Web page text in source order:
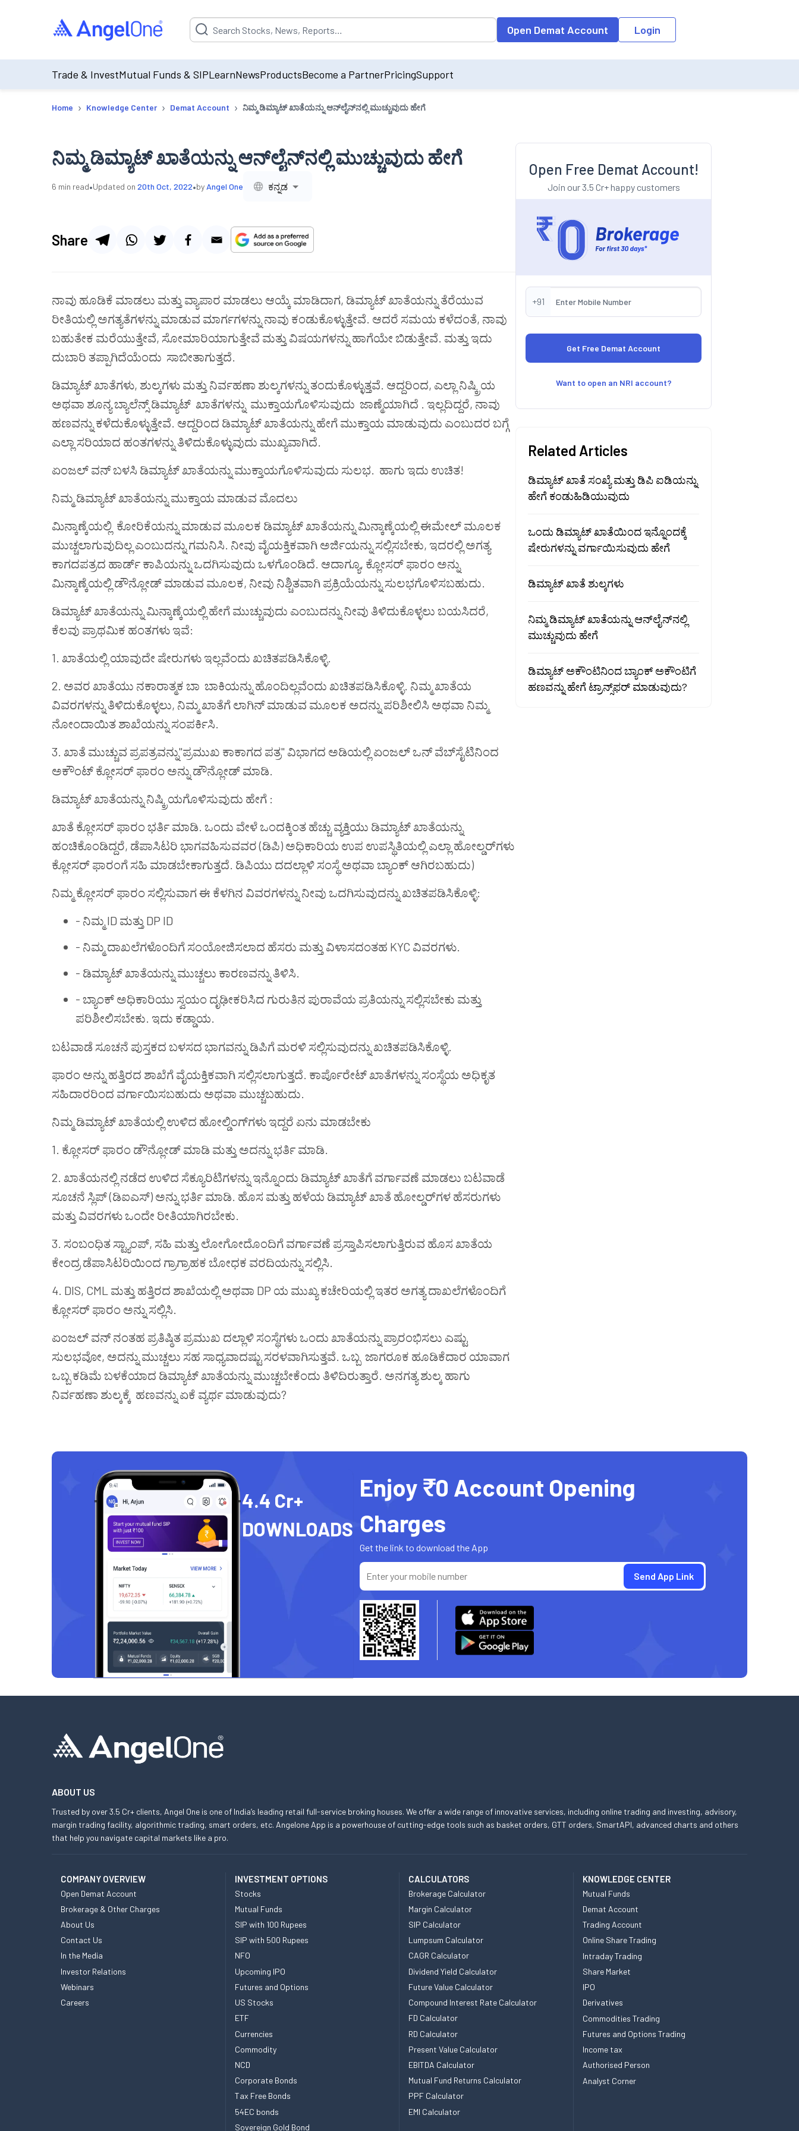
Suggestion will be populated by default on accessing the input field. On entering data into the input field, the suggestion list will be updated as per the
Open Demat Account Login
Trade & InvestMutual Funds & SIPLearnNewsProductsBecome a PartnerPricingSupport
Home › Knowledge Center › Demat Account › ನಿಮ್ಮ ಡಿಮ್ಯಾಟ್ ಖಾತೆಯನ್ನು ಆನ್‌ಲೈನ್‌ನಲ್ಲಿ ಮುಚ್ಚುವುದು ಹೇಗೆ
ನಿಮ್ಮ ಡಿಮ್ಯಾಟ್ ಖಾತೆಯನ್ನು ಆನ್‌ಲೈನ್‌ನಲ್ಲಿ ಮುಚ್ಚುವುದು ಹೇಗೆ
6 min read•Updated on 20th Oct, 2022•by Angel One ಕನ್ನಡ
Share
ನಾವು ಹೂಡಿಕೆ ಮಾಡಲು ಮತ್ತು ವ್ಯಾಪಾರ ಮಾಡಲು ಆಯ್ಕೆ ಮಾಡಿದಾಗ, ಡಿಮ್ಯಾಟ್ಖಾತೆಯನ್ನು ತೆರೆಯುವ
ರೀತಿಯಲ್ಲಿ ಅಗತ್ಯತೆಗಳನ್ನು ಮಾಡುವ ಮಾರ್ಗಗಳನ್ನು ನಾವು ಕಂಡುಕೊಳ್ಳುತ್ತೇವೆ. ಆದರೆ ಸಮಯ ಕಳೆದಂತೆ, ನಾವು
ಬಹುತೇಕ ಮರೆಯುತ್ತೇವೆ, ಸೋಮಾರಿಯಾಗುತ್ತೇವೆ ಮತ್ತು ವಿಷಯಗಳನ್ನು ಹಾಗೆಯೇ ಬಿಡುತ್ತೇವೆ. ಮತ್ತು ಇದು
ದುಬಾರಿ ತಪ್ಪಾಗಿದೆಯೆಂದು ಸಾಬೀತಾಗುತ್ತದೆ.
ಡಿಮ್ಯಾಟ್ಖಾತೆಗಳು, ಶುಲ್ಕಗಳು ಮತ್ತು ನಿರ್ವಹಣಾ ಶುಲ್ಕಗಳನ್ನು ತಂದುಕೊಳ್ಳುತ್ತವೆ. ಆದ್ದರಿಂದ, ಎಲ್ಲಾ ನಿಷ್ಕ್ರಿಯ
ಅಥವಾ ಶೂನ್ಯಬ್ಯಾಲೆನ್ಸ್ ಡಿಮ್ಯಾಟ್ ಖಾತೆಗಳನ್ನು ಮುಕ್ತಾಯಗೊಳಿಸುವುದು ಜಾಣ್ಮೆಯಾಗಿದೆ . ಇಲ್ಲದಿದ್ದರೆ, ನಾವು
ಹಣವನ್ನು ಕಳೆದುಕೊಳ್ಳುತ್ತೇವೆ. ಆದ್ದರಿಂದ ಡಿಮ್ಯಾಟ್ಖಾತೆಯನ್ನು ಹೇಗೆ ಮುಕ್ತಾಯ ಮಾಡುವುದು ಎಂಬುದರ ಬಗ್ಗೆ
ಎಲ್ಲಾ ಸರಿಯಾದ ಹಂತಗಳನ್ನು ತಿಳಿದುಕೊಳ್ಳುವುದು ಮುಖ್ಯವಾಗಿದೆ.
ಏಂಜಲ್ ವನ್ ಬಳಸಿ ಡಿಮ್ಯಾಟ್ಖಾತೆಯನ್ನು ಮುಕ್ತಾಯಗೊಳಿಸುವುದು ಸುಲಭ. ಹಾಗು ಇದು ಉಚಿತ!
ನಿಮ್ಮ ಡಿಮ್ಯಾಟ್ಖಾತೆಯನ್ನು ಮುಕ್ತಾಯ ಮಾಡುವ ಮೊದಲು
ಮಿನ್ಕಾಣ್ಕೆಯಲ್ಲಿ ಕೋರಿಕೆಯನ್ನು ಮಾಡುವ ಮೂಲಕ ಡಿಮ್ಯಾಟ್ಖಾತೆಯನ್ನು ಮಿನ್ಕಾಣ್ಕೆಯಲ್ಲಿ ಈಮೇಲ್ ಮೂಲಕ
ಮುಚ್ಚಲಾಗುವುದಿಲ್ಲ ಎಂಬುದನ್ನು ಗಮನಿಸಿ. ನೀವು ವೈಯಕ್ತಿಕವಾಗಿ ಅರ್ಜಿಯನ್ನು ಸಲ್ಲಿಸಬೇಕು, ಇದರಲ್ಲಿ ಅಗತ್ಯ
ಕಾಗದಪತ್ರದ ಹಾರ್ಡ್ ಕಾಪಿಯನ್ನುಒದಗಿಸುವುದು ಒಳಗೊಂಡಿದೆ. ಆದಾಗ್ಯೂ, ಕ್ಲೋಸರ್ ಫಾರಂ ಅನ್ನು
ಮಿನ್ಕಾಣ್ಕೆಯಲ್ಲಿ ಡೌನ್ಲೋಡ್ ಮಾಡುವ ಮೂಲಕ, ನೀವು ನಿಶ್ಚಿತವಾಗಿ ಪ್ರಕ್ರಿಯೆಯನ್ನು ಸುಲಭಗೊಳಿಸಬಹುದು.
ಡಿಮ್ಯಾಟ್ಖಾತೆಯನ್ನು ಮಿನ್ಕಾಣ್ಕೆಯಲ್ಲಿ ಹೇಗೆ ಮುಚ್ಚುವುದು ಎಂಬುದನ್ನು ನೀವು ತಿಳಿದುಕೊಳ್ಳಲು ಬಯಸಿದರೆ,
ಕೆಲವು ಪ್ರಾಥಮಿಕ ಹಂತಗಳು ಇವೆ:
1. ಖಾತೆಯಲ್ಲಿ ಯಾವುದೇ ಷೇರುಗಳು ಇಲ್ಲವೆಂದು ಖಚಿತಪಡಿಸಿಕೊಳ್ಳಿ.
2. ಅವರ ಖಾತೆಯು ನಕಾರಾತ್ಮಕ ಬಾ ಬಾಕಿಯನ್ನು ಹೊಂದಿಲ್ಲವೆಂದು ಖಚಿತಪಡಿಸಿಕೊಳ್ಳಿ. ನಿಮ್ಮಖಾತೆಯ
ವಿವರಗಳನ್ನು ತಿಳಿದುಕೊಳ್ಳಲು, ನಿಮ್ಮಖಾತೆಗೆ ಲಾಗಿನ್ ಮಾಡುವ ಮೂಲಕ ಅದನ್ನು ಪರಿಶೀಲಿಸಿ ಅಥವಾ ನಿಮ್ಮ
ನೋಂದಾಯಿತ ಶಾಖೆಯನ್ನು ಸಂಪರ್ಕಿಸಿ.
3. ಖಾತೆ ಮುಚ್ಚುವ ಪ್ರಪತ್ರವನ್ನು"ಪ್ರಮುಖ ಕಾಕಾಗದ ಪತ್ರ" ವಿಭಾಗದ ಅಡಿಯಲ್ಲಿ ಏಂಜಲ್ ಒನ್ ವೆಬ್‌ಸೈಟಿನಿಂದ
ಅಕೌಂಟ್ ಕ್ಲೋಸರ್ ಫಾರಂ ಅನ್ನು ಡೌನ್ಲೋಡ್ ಮಾಡಿ.
ಡಿಮ್ಯಾಟ್ಖಾತೆಯನ್ನು ನಿಷ್ಕ್ರಿಯಗೊಳಿಸುವುದು ಹೇಗೆ :
ಖಾತೆ ಕ್ಲೋಸರ್ ಫಾರಂ ಭರ್ತಿ ಮಾಡಿ. ಒಂದು ವೇಳೆಒಂದಕ್ಕಿಂತ ಹೆಚ್ಚು ವ್ಯಕ್ತಿಯು ಡಿಮ್ಯಾಟ್ಖಾತೆಯನ್ನು
ಹಂಚಿಕೊಂಡಿದ್ದರೆ, ಡೆಪಾಸಿಟರಿ ಭಾಗವಹಿಸುವವರ(ಡಿಪಿ) ಅಧಿಕಾರಿಯ ಉಪ ಉಪಸ್ಥಿತಿಯಲ್ಲಿ ಎಲ್ಲಾ ಹೋಲ್ಡರ್ಗಳು
ಕ್ಲೋಸರ್ ಫಾರಂಗೆ ಸಹಿ ಮಾಡಬೇಕಾಗುತ್ತದೆ. ಡಿಪಿಯು ದದಲ್ಲಾಳಿ ಸಂಸ್ಥೆ ಅಥವಾ ಬ್ಯಾಂಕ್ ಆಗಿರಬಹುದು)
ನಿಮ್ಮ ಕ್ಲೋಸರ್ ಫಾರಂ ಸಲ್ಲಿಸುವಾಗಈ ಕೆಳಗಿನ ವಿವರಗಳನ್ನು ನೀವು ಒದಗಿಸುವುದನ್ನುಖಚಿತಪಡಿಸಿಕೊಳ್ಳಿ:
- ನಿಮ್ಮ ID ಮತ್ತು DP ID
- ನಿಮ್ಮ ದಾಖಲೆಗಳೊಂದಿಗೆ ಸಂಯೋಜಿಸಲಾದ ಹೆಸರು ಮತ್ತು ವಿಳಾಸದಂತಹ KYC ವಿವರಗಳು.
- ಡಿಮ್ಯಾಟ್ಖಾತೆಯನ್ನು ಮುಚ್ಚಲು ಕಾರಣವನ್ನು ತಿಳಿಸಿ.
- ಬ್ಯಾಂಕ್ ಅಧಿಕಾರಿಯು ಸ್ವಯಂ ದೃಢೀಕರಿಸಿದ ಗುರುತಿನ ಪುರಾವೆಯ ಪ್ರತಿಯನ್ನು ಸಲ್ಲಿಸಬೇಕು ಮತ್ತು
ಪರಿಶೀಲಿಸಬೇಕು. ಇದು ಕಡ್ಡಾಯ.
ಬಟವಾಡೆ ಸೂಚನೆ ಪುಸ್ತಕದ ಬಳಸದ ಭಾಗವನ್ನು ಡಿಪಿಗೆ ಮರಳಿ ಸಲ್ಲಿಸುವುದನ್ನುಖಚಿತಪಡಿಸಿಕೊಳ್ಳಿ.
ಫಾರಂ ಅನ್ನು ಹತ್ತಿರದ ಶಾಖೆಗೆ ವೈಯಕ್ತಿಕವಾಗಿ ಸಲ್ಲಿಸಲಾಗುತ್ತದೆ. ಕಾರ್ಪೊರೇಟ್ಖಾತೆಗಳನ್ನು ಸಂಸ್ಥೆಯ ಅಧಿಕೃತ
ಸಹಿದಾರರಿಂದ ವರ್ಗಾಯಿಸಬಹುದು ಅಥವಾ ಮುಚ್ಚಬಹುದು.
ನಿಮ್ಮ ಡಿಮ್ಯಾಟ್ಖಾತೆಯಲ್ಲಿ ಉಳಿದ ಹೋಲ್ಡಿಂಗ್ಗಳು ಇದ್ದರೆ ಏನು ಮಾಡಬೇಕು
1. ಕ್ಲೋಸರ್ ಫಾರಂ ಡೌನ್ಲೋಡ್ ಮಾಡಿ ಮತ್ತು ಅದನ್ನು ಭರ್ತಿ ಮಾಡಿ.
2. ಖಾತೆಯನಲ್ಲಿ ನಡೆದ ಉಳಿದ ಸೆಕ್ಯೂರಿಟಿಗಳನ್ನು ಇನ್ನೊಂದು ಡಿಮ್ಯಾಟ್ಖಾತೆಗೆ ವರ್ಗಾವಣೆ ಮಾಡಲು ಬಟವಾಡೆ
ಸೂಚನೆ ಸ್ಲಿಪ್ (ಡಿಐಎಸ್) ಅನ್ನು ಭರ್ತಿ ಮಾಡಿ. ಹೊಸ ಮತ್ತು ಹಳೆಯ ಡಿಮ್ಯಾಟ್ಖಾತೆ ಹೋಲ್ಡರ್‌ಗಳ ಹೆಸರುಗಳು
ಮತ್ತು ವಿವರಗಳು ಒಂದೇ ರೀತಿಯಾಗಿರಬೇಕು.
3. ಸಂಬಂಧಿತ ಸ್ಟ್ಯಾಂಪ್, ಸಹಿ ಮತ್ತು ಲೋಗೋದೊಂದಿಗೆ ವರ್ಗಾವಣೆ ಪ್ರಸ್ತಾಪಿಸಲಾಗುತ್ತಿರುವ ಹೊಸ ಖಾತೆಯ
ಕೇಂದ್ರ ಡೆಪಾಸಿಟರಿಯಿಂದ ಗ್ರಾಗ್ರಾಹಕ ಬೋಧಕ ವರದಿಯನ್ನು ಸಲ್ಲಿಸಿ.
4. DIS, CML ಮತ್ತು ಹತ್ತಿರದ ಶಾಖೆಯಲ್ಲಿ ಅಥವಾ DP ಯ ಮುಖ್ಯ ಕಚೇರಿಯಲ್ಲಿ ಇತರ ಅಗತ್ಯದಾಖಲೆಗಳೊಂದಿಗೆ
ಕ್ಲೋಸರ್ ಫಾರಂ ಅನ್ನು ಸಲ್ಲಿಸಿ.
ಏಂಜಲ್ ವನ್ ನಂತಹ ಪ್ರತಿಷ್ಠಿತ ಪ್ರಮುಖ ದಲ್ಲಾಳಿ ಸಂಸ್ಥೆಗಳುಒಂದು ಖಾತೆಯನ್ನು ಪ್ರಾರಂಭಿಸಲು ಎಷ್ಟು
ಸುಲಭವೋ, ಅದನ್ನು ಮುಚ್ಚಲು ಸಹ ಸಾಧ್ಯವಾದಷ್ಟು ಸರಳವಾಗಿಸುತ್ತವೆ. ಒಬ್ಬ ಜಾಗರೂಕ ಹೂಡಿಕೆದಾರ ಯಾವಾಗ
ಒಬ್ಬ ಕಡಿಮೆ ಬಳಕೆಯಾದ ಡಿಮ್ಯಾಟ್ಖಾತೆಯನ್ನು ಮುಚ್ಚಬೇಕೆಂದು ತಿಳಿದಿರುತ್ತಾರೆ. ಅನಗತ್ಯ ಶುಲ್ಕ ಹಾಗು
ನಿರ್ವಹಣಾ ಶುಲ್ಕಕ್ಕೆ ಹಣವನ್ನು ಏಕೆ ವ್ಯರ್ಥ ಮಾಡುವುದು?
Open Free Demat Account!
Join our 3.5 Cr+ happy customers
+91
Want to open an NRI account?
Related Articles
ಡಿಮ್ಯಾಟ್ ಖಾತೆ ಸಂಖ್ಯೆ ಮತ್ತು ಡಿಪಿ ಐಡಿಯನ್ನು
ಹೇಗೆ ಕಂಡುಹಿಡಿಯುವುದು
ಒಂದು ಡಿಮ್ಯಾಟ್ ಖಾತೆಯಿಂದ ಇನ್ನೊಂದಕ್ಕೆ
ಷೇರುಗಳನ್ನು ವರ್ಗಾಯಿಸುವುದು ಹೇಗೆ
ಡಿಮ್ಯಾಟ್ ಖಾತೆ ಶುಲ್ಕಗಳು
ನಿಮ್ಮ ಡಿಮ್ಯಾಟ್ ಖಾತೆಯನ್ನು ಆನ್‌ಲೈನ್‌ನಲ್ಲಿ
ಮುಚ್ಚುವುದು ಹೇಗೆ
ಡಿಮ್ಯಾಟ್ ಅಕೌಂಟಿನಿಂದ ಬ್ಯಾಂಕ್ ಅಕೌಂಟಿಗೆ
ಹಣವನ್ನು ಹೇಗೆ ಟ್ರಾನ್ಸ್‌ಫರ್ ಮಾಡುವುದು?
4.4 Cr+
DOWNLOADS
Enjoy ₹0 Account Opening
Charges
Get the link to download the App
ABOUT US
Trusted by over 3.5 Cr+ clients, Angel One is one of India’s leading retail full-service broking houses. We offer a wide range of innovative services, including online trading and investing, advisory,
margin trading facility, algorithmic trading, smart orders, etc. Angelone App is a powerhouse of cutting-edge tools such as basket orders, GTT orders, SmartAPI, advanced charts and others
that help you navigate capital markets like a pro.
COMPANY OVERVIEW
Open Demat Account
Brokerage & Other Charges
About Us
Contact Us
In the Media
Investor Relations
Webinars
Careers
INVESTMENT OPTIONS
Stocks
Mutual Funds
SIP with 100 Rupees
SIP with 500 Rupees
NFO
Upcoming IPO
Futures and Options
US Stocks
ETF
Currencies
Commodity
NCD
Corporate Bonds
Tax Free Bonds
54EC bonds
Sovereign Gold Bond
CALCULATORS
Brokerage Calculator
Margin Calculator
SIP Calculator
Lumpsum Calculator
CAGR Calculator
Dividend Yield Calculator
Future Value Calculator
Compound Interest Rate Calculator
FD Calculator
RD Calculator
Present Value Calculator
EBITDA Calculator
Mutual Fund Returns Calculator
PPF Calculator
EMI Calculator
KNOWLEDGE CENTER
Mutual Funds
Demat Account
Trading Account
Online Share Trading
Intraday Trading
Share Market
IPO
Derivatives
Commodities Trading
Futures and Options Trading
Income tax
Authorised Person
Analyst Corner